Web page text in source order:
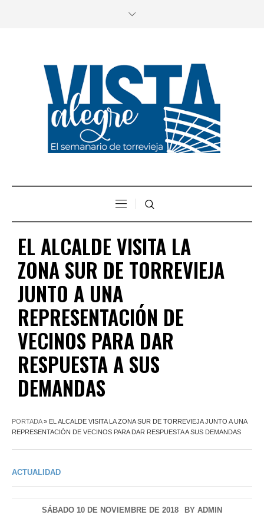
EL ALCALDE VISITA LA
ZONA SUR DE TORREVIEJA
JUNTO A UNA
REPRESENTACIÓN DE
VECINOS PARA DAR
RESPUESTA A SUS
DEMANDAS
PORTADA» EL ALCALDE VISITA LA ZONA SUR DE TORREVIEJA JUNTO A UNA
REPRESENTACIÓN DE VECINOS PARA DAR RESPUESTA A SUS DEMANDAS
ACTUALIDAD
SÁBADO 10 DE NOVIEMBRE DE 2018 BY ADMIN